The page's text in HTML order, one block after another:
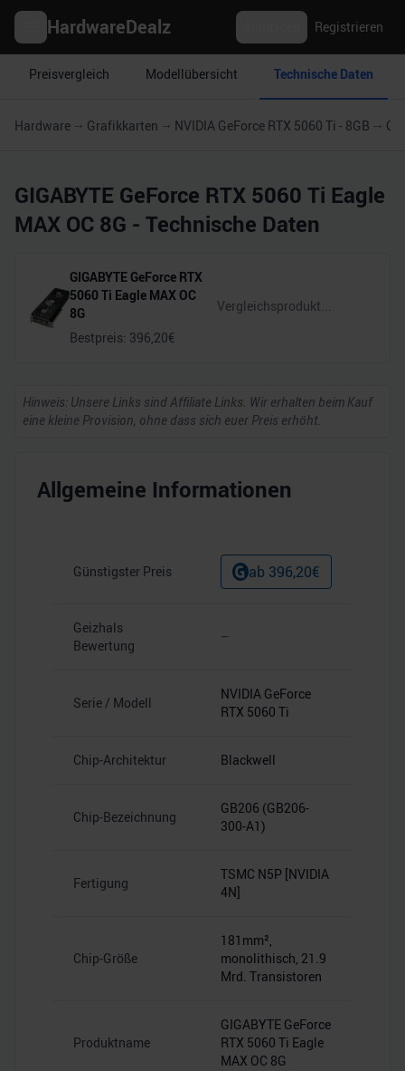
HardwareDealz Registrieren
Preisvergleich Modellübersicht Technische Daten
Hardware Grafikkarten NVIDIA GeForce RTX 5060 Ti - 8GB
GIGABYTE GeForce RTX 5060 Ti Eagle
MAX OC 8G - Technische Daten
GIGABYTE GeForce RTX
5060 Ti Eagle MAX OC
8G
Bestpreis: 396,20€
Hinweis: Unsere Links sind Affiliate Links. Wir erhalten beim Kauf
eine kleine Provision, ohne dass sich euer Preis erhöht.
Allgemeine Informationen
Günstigster Preis ab 396,20€
Geizhals
Bewertung
–
Serie / Modell
NVIDIA GeForce
RTX 5060 Ti
Chip-Architektur Blackwell
Chip-Bezeichnung
GB206 (GB206-
300-A1)
Fertigung
TSMC N5P [NVIDIA
4N]
Chip-Größe
181mm²,
monolithisch, 21.9
Mrd. Transistoren
Produktname
GIGABYTE GeForce
RTX 5060 Ti Eagle
MAX OC 8G